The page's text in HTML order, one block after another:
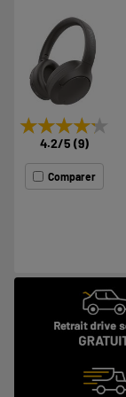
★★★★★
★★★★★
4.2/5 (9)
Comparer